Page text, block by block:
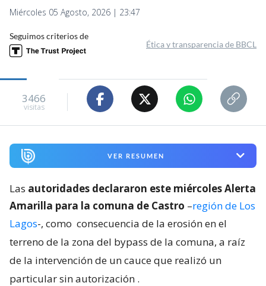
Miércoles 05 Agosto, 2026 | 23:47
Seguimos criterios de
Ética y transparencia de BBCL
3466
visitas
VER RESUMEN
Las autoridades declararon este miércoles Alerta
Amarilla para la comuna de Castro –región de Los
Lagos-, como consecuencia de la erosión en el
terreno de la zona del bypass de la comuna, a raíz
de la intervención de un cauce que realizó un
particular sin autorización .